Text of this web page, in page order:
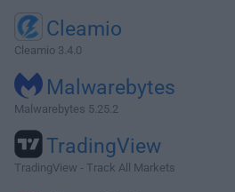
Cleamio
Cleamio 3.4.0
Malwarebytes
Malwarebytes 5.25.2
TradingView
TradingView - Track All Markets